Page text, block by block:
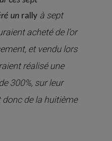
un rally à sept
acheté de l’or
et vendu lors
réalisé une
300%, sur leur
donc de la huitième